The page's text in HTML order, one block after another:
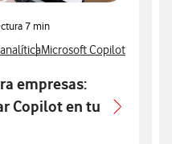
7 min
artículos conVer más artículos con
Microsoft Copilot
empresas:
Copilot en tu